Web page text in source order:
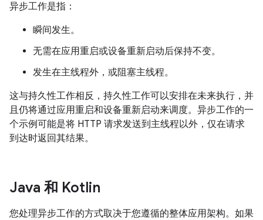
异步工作是指：
瞬间发生。
无需在应用重启或设备重新启动后保持不变。
发生在主线程外，或阻塞主线程。
这与持久性工作相反，持久性工作可以安排在未来执行，并
且仍将通过应用重启和设备重新启动来调度。异步工作的一
个示例可能是将 HTTP 请求发送到主线程以外，仅在请求
到达时返回其结果。
Java 和 Kotlin
您处理异步工作的方式取决于您遵循的整体应用架构。如果